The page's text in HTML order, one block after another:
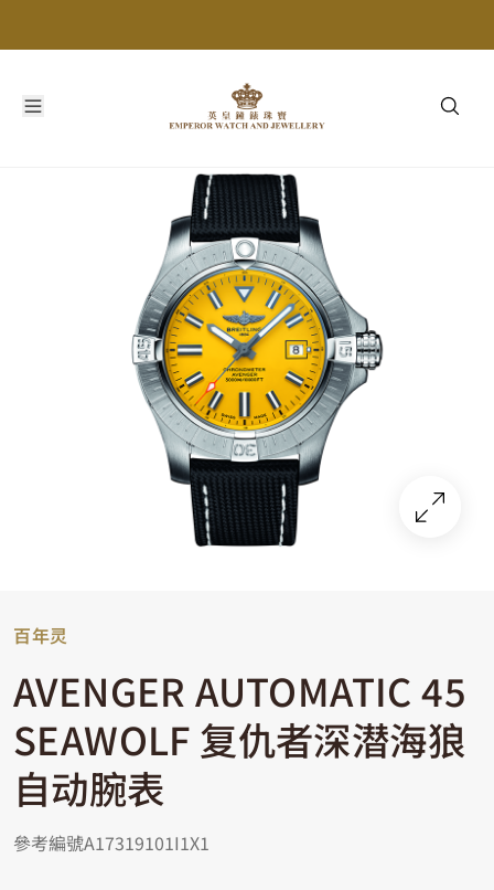
百年灵
AVENGER AUTOMATIC 45
SEAWOLF 复仇者深潜海狼
自动腕表
參考編號A17319101I1X1